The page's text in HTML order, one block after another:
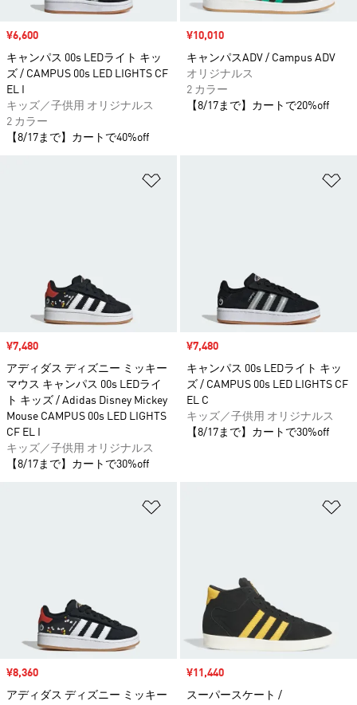
セール価格
¥6,600
キャンパス 00s LEDライト キッ
ズ / CAMPUS 00s LED LIGHTS CF
EL I
キッズ／子供用 オリジナルス
2 カラー
【8/17まで】カートで40%off
セール価格
¥10,010
キャンパスADV / Campus ADV
オリジナルス
2 カラー
【8/17まで】カートで20%off
セール価格
¥7,480
アディダス ディズニー ミッキー
マウス キャンパス 00s LEDライ
ト キッズ / Adidas Disney Mickey
Mouse CAMPUS 00s LED LIGHTS
CF EL I
キッズ／子供用 オリジナルス
【8/17まで】カートで30%off
セール価格
¥7,480
キャンパス 00s LEDライト キッ
ズ / CAMPUS 00s LED LIGHTS CF
EL C
キッズ／子供用 オリジナルス
【8/17まで】カートで30%off
セール価格
¥8,360
アディダス ディズニー ミッキー
セール価格
¥11,440
スーパースケート /